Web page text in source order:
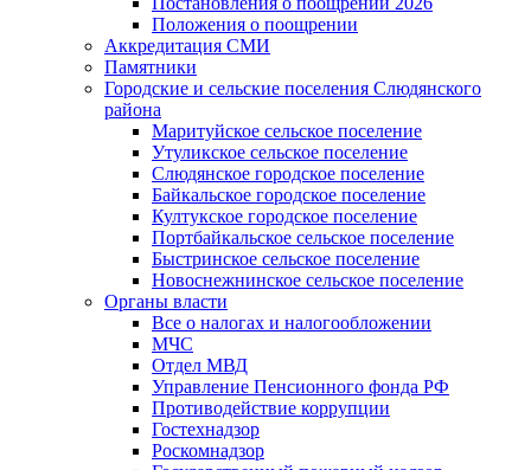
Положения о поощрении
Аккредитация СМИ
Памятники
Городские и сельские поселения Слюдянского
района
Маритуйское сельское поселение
Утуликское сельское поселение
Слюдянское городское поселение
Байкальское городское поселение
Култукское городское поселение
Портбайкальское сельское поселение
Быстринское сельское поселение
Новоснежнинское сельское поселение
Органы власти
Все о налогах и налогообложении
МЧС
Отдел МВД
Управление Пенсионного фонда РФ
Противодействие коррупции
Гостехнадзор
Роскомнадзор